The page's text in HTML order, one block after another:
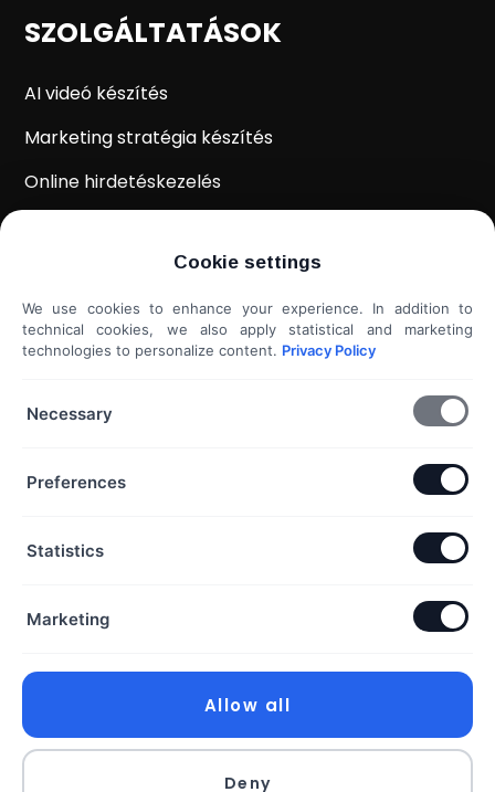
SZOLGÁLTATÁSOK
AI videó készítés
Marketing stratégia készítés
Online hirdetéskezelés
Weboldal kiértékelés
Shoprenter / Unas webshop készítés
Hideg e-mail megkeresés
További szolgáltatások...
+36 20 453 3533
Iroda:
Exaline Kft.
Cookie settings
We use cookies to enhance your experience. In addition to
technical cookies, we also apply statistical and marketing
technologies to personalize content. Privacy Policy
Necessary
Preferences
Statistics
Marketing
Deny
Allow all